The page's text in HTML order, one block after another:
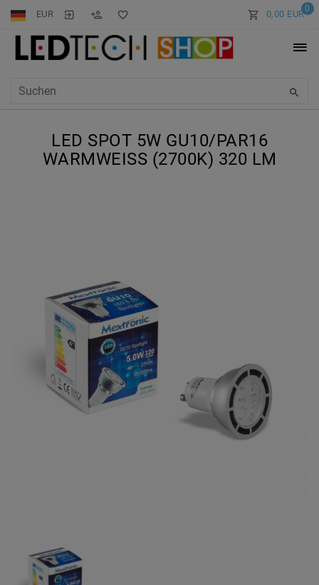
EUR 0
0,00 EUR
LED SPOT 5W GU10/PAR16
WARMWEISS (2700K) 320 LM